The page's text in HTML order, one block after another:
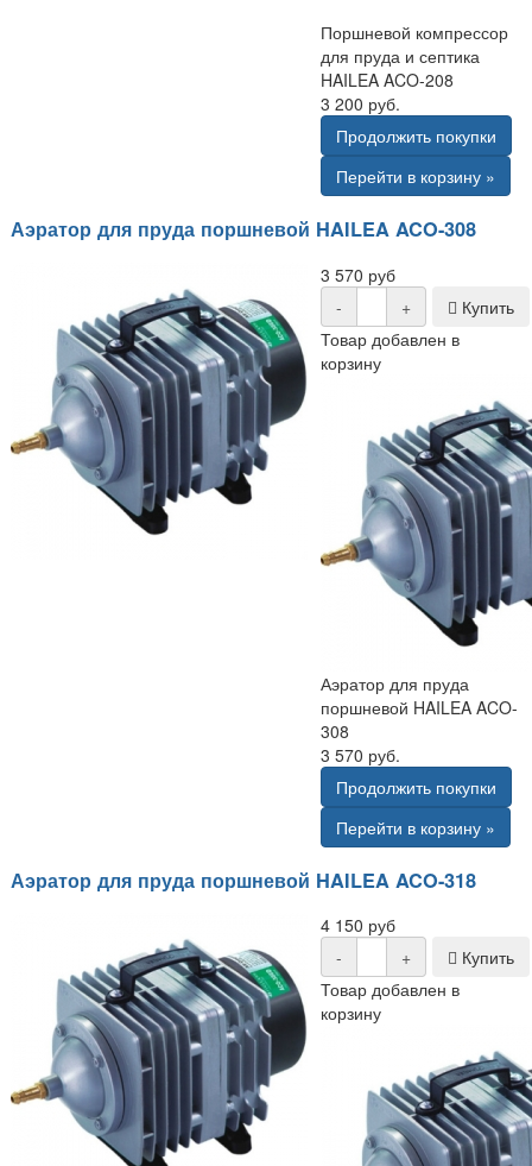
Поршневой компрессор
для пруда и септика
HAILEA ACO-208
3 200 руб.
Продолжить покупки
Перейти в корзину »
Аэратор для пруда поршневой HAILEA ACO-308
3 570 руб
-
+
Купить
Товар добавлен в
корзину
Аэратор для пруда
поршневой HAILEA ACO-
308
3 570 руб.
Продолжить покупки
Перейти в корзину »
Аэратор для пруда поршневой HAILEA ACO-318
4 150 руб
-
+
Купить
Товар добавлен в
корзину